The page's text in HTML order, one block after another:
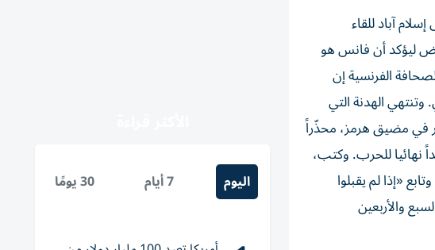
آباد للقاء
ليؤكد أن فانس هو
الفرنسية إن
الهدنة التي
في مضيق هرمز، محذّراً
نهائيا للحرب. وكتب،
«إذا لم يقبلوا
والأربعين
اليوم 7 أيام 30 يومًا